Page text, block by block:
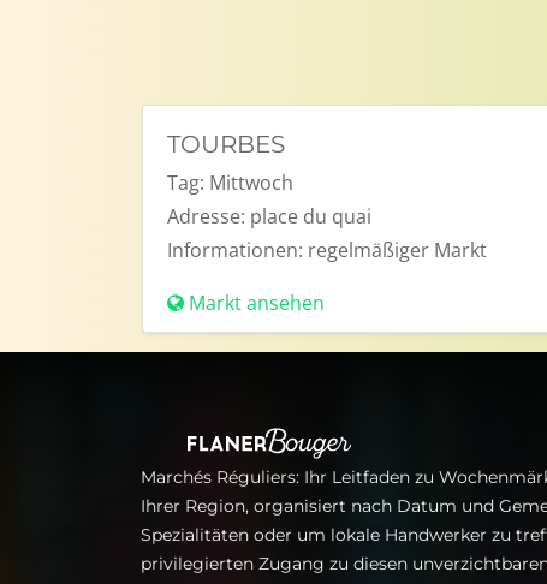
TOURBES
Tag: Mittwoch
Adresse: place du quai
Informationen: regelmäßiger Markt
Markt ansehen
Marchés Réguliers: Ihr Leitfaden zu
Ihrer Region, organisiert nach Datum und
Spezialitäten oder um lokale Handwerker zu
privilegierten Zugang zu diesen